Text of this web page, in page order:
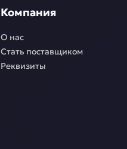
Компания
О нас
Стать поставщиком
Реквизиты